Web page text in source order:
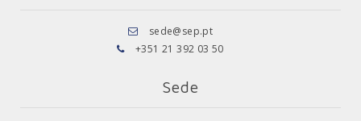
sede@sep.pt
+351 21 392 03 50
Sede